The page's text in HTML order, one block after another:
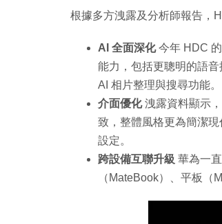
根據多方洩露及分析師報告，
AI 全面深化今年 HDC 的
能力，包括更聰明的語
AI 相片整理與搜尋功能。
介面優化洩露資料顯示
致，整體風格更為簡潔
設定。
跨設備互聯升級 華為一
（MateBook）、平板（